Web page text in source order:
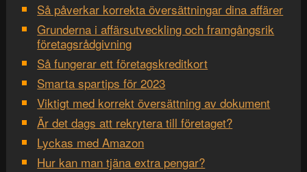
Så påverkar korrekta översättningar dina affärer
Grunderna i affärsutveckling och framgångsrik
företagsrådgivning
Så fungerar ett företagskreditkort
Smarta spartips för 2023
Viktigt med korrekt översättning av dokument
Är det dags att rekrytera till företaget?
Lyckas med Amazon
Hur kan man tjäna extra pengar?